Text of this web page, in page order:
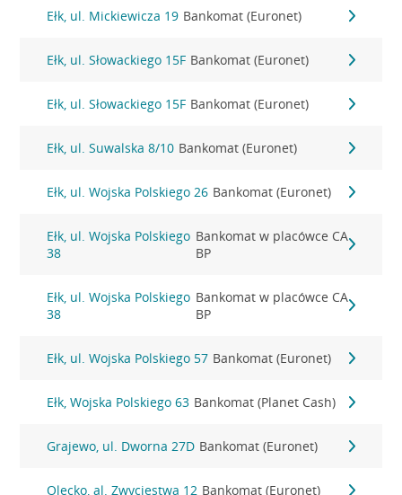
Ełk, ul. Mickiewicza 19 Bankomat (Euronet)
Ełk, ul. Słowackiego 15F Bankomat (Euronet)
Ełk, ul. Słowackiego 15F Bankomat (Euronet)
Ełk, ul. Suwalska 8/10 Bankomat (Euronet)
Ełk, ul. Wojska Polskiego 26 Bankomat (Euronet)
Ełk, ul. Wojska Polskiego
38
Bankomat w placówce CA
BP
Ełk, ul. Wojska Polskiego
38
Bankomat w placówce CA
BP
Ełk, ul. Wojska Polskiego 57 Bankomat (Euronet)
Ełk, Wojska Polskiego 63 Bankomat (Planet Cash)
Grajewo, ul. Dworna 27D Bankomat (Euronet)
Olecko, al. Zwycięstwa 12 Bankomat (Euronet)